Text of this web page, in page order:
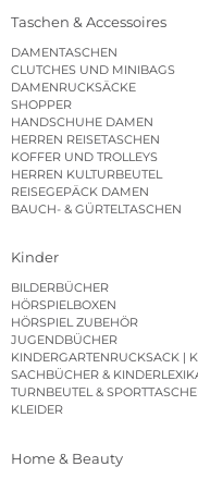
Taschen & Accessoires
DAMENTASCHEN
CLUTCHES UND MINIBAGS
DAMENRUCKSÄCKE
SHOPPER
HANDSCHUHE DAMEN
HERREN REISETASCHEN
KOFFER UND TROLLEYS
HERREN KULTURBEUTEL
REISEGEPÄCK DAMEN
BAUCH- & GÜRTELTASCHEN
Kinder
BILDERBÜCHER
HÖRSPIELBOXEN
HÖRSPIEL ZUBEHÖR
JUGENDBÜCHER
SACHBÜCHER &
TURNBEUTEL &
KLEIDER
Home & Beauty